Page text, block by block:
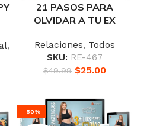
,
21 PASOS PARA
OLVIDAR A TU EX
Relaciones, Todos
SKU: RE-467
$49.99 $25.00
-50%